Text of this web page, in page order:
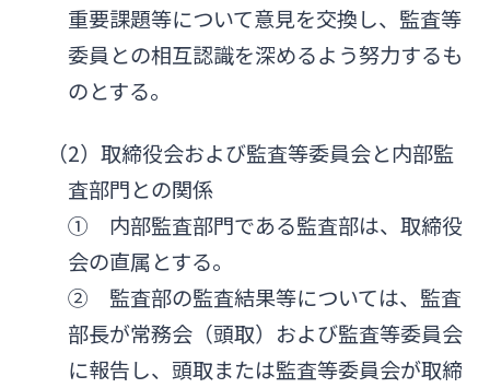
重要課題等について意見を交換し、監査等
委員との相互認識を深めるよう努力するも
のとする。
（2）取締役会および監査等委員会と内部監
査部門との関係
① 内部監査部門である監査部は、取締役
会の直属とする。
② 監査部の監査結果等については、監査
部長が常務会（頭取）および監査等委員会
に報告し、頭取または監査等委員会が取締